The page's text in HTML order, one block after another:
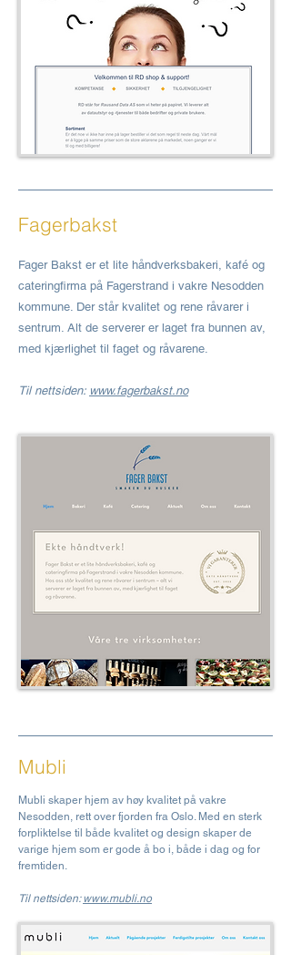
Fagerbakst
Fager Bakst er et lite håndverksbakeri, kafé og
cateringfirma på Fagerstrand i vakre Nesodden
kommune. Der står kvalitet og rene råvarer i
sentrum. Alt de serverer er laget fra bunnen av,
med kjærlighet til faget og råvarene.​
Til nettsiden: www.fagerbakst.no
Mubli
Mubli skaper hjem av høy kvalitet på vakre
Nesodden, rett over fjorden fra Oslo. Med en sterk
forpliktelse til både kvalitet og design skaper de
varige hjem som er gode å bo i, både i dag og for
fremtiden.
Til nettsiden:www.mubli.no